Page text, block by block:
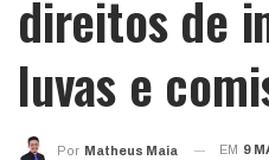
direitos de
luvas e
Por Matheus Maia EM 9